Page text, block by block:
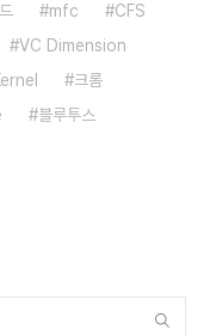
mfc
CFS
VC Dimension
크롬
블루투스